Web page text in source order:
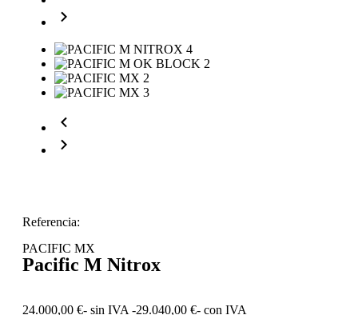
Referencia:
PACIFIC MX
Pacific M Nitrox
24.000,00 €- sin IVA -29.040,00 €- con IVA